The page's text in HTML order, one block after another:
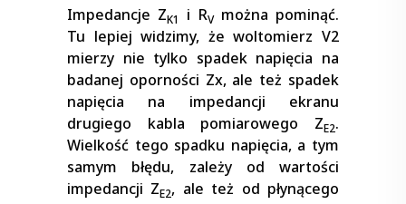
Impedancje ZK1 i RVmożna pominąć.
Tu lepiej widzimy, że woltomierz V2
mierzy nie tylko spadek napięcia na
badanej oporności Zx, ale też spadek
napięcia na impedancji ekranu
drugiego kabla pomiarowego ZE2.
Wielkość tego spadku napięcia, a tym
samym błędu, zależy od wartości
impedancji ZE2, ale też od płynącego